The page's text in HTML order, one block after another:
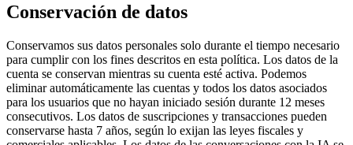
Conservación de datos
Conservamos sus datos personales solo durante el tiempo necesario
para cumplir con los fines descritos en esta política. Los datos de la
cuenta se conservan mientras su cuenta esté activa. Podemos
eliminar automáticamente las cuentas y todos los datos asociados
para los usuarios que no hayan iniciado sesión durante 12 meses
consecutivos. Los datos de suscripciones y transacciones pueden
conservarse hasta 7 años, según lo exijan las leyes fiscales y